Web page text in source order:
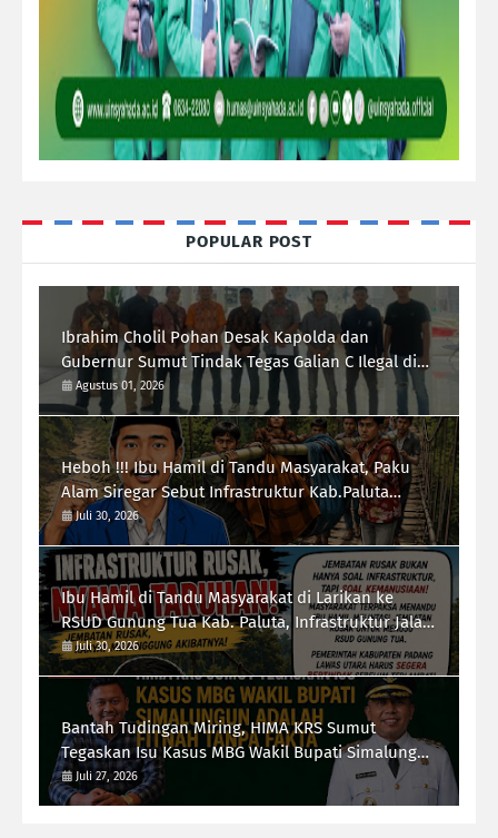
POPULAR POST
Ibrahim Cholil Pohan Desak Kapolda dan
Gubernur Sumut Tindak Tegas Galian C Ilegal di
Sipiongot Julu Kec. Dolok Kab. Paluta
Agustus 01, 2026
Heboh !!! Ibu Hamil di Tandu Masyarakat, Paku
Alam Siregar Sebut Infrastruktur Kab.Paluta
"Parah"
Juli 30, 2026
Ibu Hamil di Tandu Masyarakat di Larikan ke
RSUD Gunung Tua Kab. Paluta, Infrastruktur Jalan
Jadi Sorotan Ketua Forum-RI Bersatu Sumut
Syarif Kumala Siregar
Juli 30, 2026
Bantah Tudingan Miring, HIMA KRS Sumut
Tegaskan Isu Kasus MBG Wakil Bupati Simalungun
Adalah Fitnah Tanpa Fakta
Juli 27, 2026